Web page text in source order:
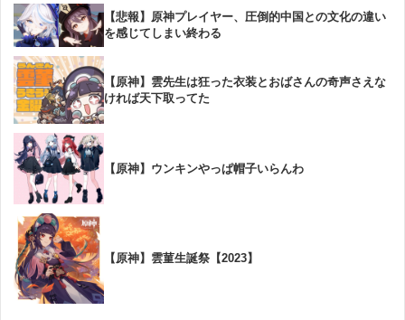
【悲報】原神プレイヤー、圧倒的中国との文化の違い
を感じてしまい終わる
【原神】雲先生は狂った衣装とおばさんの奇声さえな
ければ天下取ってた
【原神】ウンキンやっぱ帽子いらんわ
【原神】雲菫生誕祭【2023】